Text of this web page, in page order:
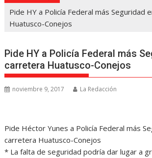
Pide HY a Policía Federal más Seguridad
Huatusco-Conejos
Pide HY a Policía Federal más
carretera Huatusco-Conejos
noviembre 9, 2017 La Redacción
Pide Héctor Yunes a Policía Federal más
carretera Huatusco-Conejos
* La falta de seguridad podría dar lugar a